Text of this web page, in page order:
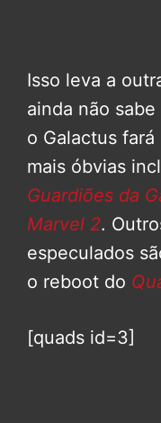
Isso leva a
ainda não
o Galactus
mais óbvias
Guardiões da
Marvel 2.
especulados
o reboot do
[quads id=3]